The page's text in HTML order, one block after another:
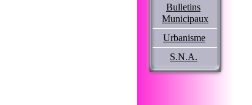
Bulletins
Municipaux
Urbanisme
S.N.A.